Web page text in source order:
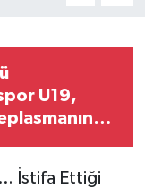
U19,
İstifa Ettiği